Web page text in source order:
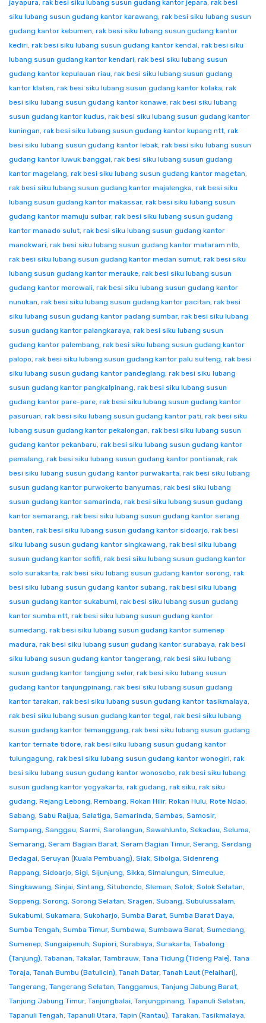
jayapura, rak besi siku lubang susun gudang kantor jepara, rak besi
siku lubang susun gudang kantor karawang, rak besi siku lubang susun
gudang kantor kebumen, rak besi siku lubang susun gudang kantor
kediri, rak besi siku lubang susun gudang kantor kendal, rak besi siku
lubang susun gudang kantor kendari, rak besi siku lubang susun
gudang kantor kepulauan riau, rak besi siku lubang susun gudang
kantor klaten, rak besi siku lubang susun gudang kantor kolaka, rak
besi siku lubang susun gudang kantor konawe, rak besi siku lubang
susun gudang kantor kudus, rak besi siku lubang susun gudang kantor
kuningan, rak besi siku lubang susun gudang kantor kupang ntt, rak
besi siku lubang susun gudang kantor lebak, rak besi siku lubang susun
gudang kantor luwuk banggai, rak besi siku lubang susun gudang
kantor magelang, rak besi siku lubang susun gudang kantor magetan,
rak besi siku lubang susun gudang kantor majalengka, rak besi siku
lubang susun gudang kantor makassar, rak besi siku lubang susun
gudang kantor mamuju sulbar, rak besi siku lubang susun gudang
kantor manado sulut, rak besi siku lubang susun gudang kantor
manokwari, rak besi siku lubang susun gudang kantor mataram ntb,
rak besi siku lubang susun gudang kantor medan sumut, rak besi siku
lubang susun gudang kantor merauke, rak besi siku lubang susun
gudang kantor morowali, rak besi siku lubang susun gudang kantor
nunukan, rak besi siku lubang susun gudang kantor pacitan, rak besi
siku lubang susun gudang kantor padang sumbar, rak besi siku lubang
susun gudang kantor palangkaraya, rak besi siku lubang susun
gudang kantor palembang, rak besi siku lubang susun gudang kantor
palopo, rak besi siku lubang susun gudang kantor palu sulteng, rak besi
siku lubang susun gudang kantor pandeglang, rak besi siku lubang
susun gudang kantor pangkalpinang, rak besi siku lubang susun
gudang kantor pare-pare, rak besi siku lubang susun gudang kantor
pasuruan, rak besi siku lubang susun gudang kantor pati, rak besi siku
lubang susun gudang kantor pekalongan, rak besi siku lubang susun
gudang kantor pekanbaru, rak besi siku lubang susun gudang kantor
pemalang, rak besi siku lubang susun gudang kantor pontianak, rak
besi siku lubang susun gudang kantor purwakarta, rak besi siku lubang
susun gudang kantor purwokerto banyumas, rak besi siku lubang
susun gudang kantor samarinda, rak besi siku lubang susun gudang
kantor semarang, rak besi siku lubang susun gudang kantor serang
banten, rak besi siku lubang susun gudang kantor sidoarjo, rak besi
siku lubang susun gudang kantor singkawang, rak besi siku lubang
susun gudang kantor sofifi, rak besi siku lubang susun gudang kantor
solo surakarta, rak besi siku lubang susun gudang kantor sorong, rak
besi siku lubang susun gudang kantor subang, rak besi siku lubang
susun gudang kantor sukabumi, rak besi siku lubang susun gudang
kantor sumba ntt, rak besi siku lubang susun gudang kantor
sumedang, rak besi siku lubang susun gudang kantor sumenep
madura, rak besi siku lubang susun gudang kantor surabaya, rak besi
siku lubang susun gudang kantor tangerang, rak besi siku lubang
susun gudang kantor tangjung selor, rak besi siku lubang susun
gudang kantor tanjungpinang, rak besi siku lubang susun gudang
kantor tarakan, rak besi siku lubang susun gudang kantor tasikmalaya,
rak besi siku lubang susun gudang kantor tegal, rak besi siku lubang
susun gudang kantor temanggung, rak besi siku lubang susun gudang
kantor ternate tidore, rak besi siku lubang susun gudang kantor
tulungagung, rak besi siku lubang susun gudang kantor wonogiri, rak
besi siku lubang susun gudang kantor wonosobo, rak besi siku lubang
susun gudang kantor yogyakarta, rak gudang, rak siku, rak siku
gudang, Rejang Lebong, Rembang, Rokan Hilir, Rokan Hulu, Rote Ndao,
Sabang, Sabu Raijua, Salatiga, Samarinda, Sambas, Samosir,
Sampang, Sanggau, Sarmi, Sarolangun, Sawahlunto, Sekadau, Seluma,
Semarang, Seram Bagian Barat, Seram Bagian Timur, Serang, Serdang
Bedagai, Seruyan (Kuala Pembuang), Siak, Sibolga, Sidenreng
Rappang, Sidoarjo, Sigi, Sijunjung, Sikka, Simalungun, Simeulue,
Singkawang, Sinjai, Sintang, Situbondo, Sleman, Solok, Solok Selatan,
Soppeng, Sorong, Sorong Selatan, Sragen, Subang, Subulussalam,
Sukabumi, Sukamara, Sukoharjo, Sumba Barat, Sumba Barat Daya,
Sumba Tengah, Sumba Timur, Sumbawa, Sumbawa Barat, Sumedang,
Sumenep, Sungaipenuh, Supiori, Surabaya, Surakarta, Tabalong
(Tanjung), Tabanan, Takalar, Tambrauw, Tana Tidung (Tideng Pale), Tana
Toraja, Tanah Bumbu (Batulicin), Tanah Datar, Tanah Laut (Pelaihari),
Tangerang, Tangerang Selatan, Tanggamus, Tanjung Jabung Barat,
Tanjung Jabung Timur, Tanjungbalai, Tanjungpinang, Tapanuli Selatan,
Tapanuli Tengah, Tapanuli Utara, Tapin (Rantau), Tarakan, Tasikmalaya,